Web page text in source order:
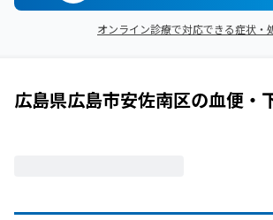
オンライン診療で対応できる症状・
広島県広島市安佐南区の血便・